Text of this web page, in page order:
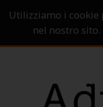
Utilizziamo i cookie
nel nostro sito.